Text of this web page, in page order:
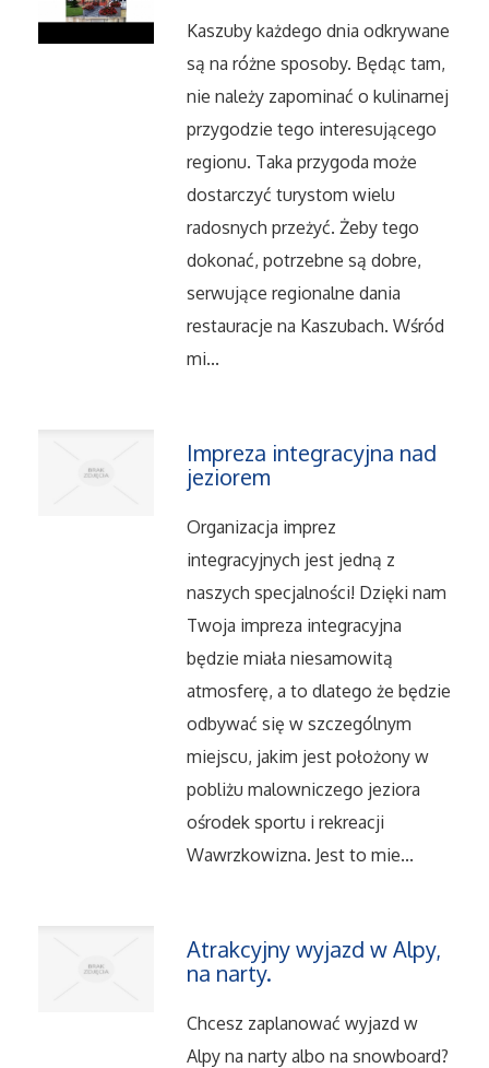
Zajęcia Sportowe i Rekreacyjne
Serwis
Informatyczne
Restauracje, Catering
Fotografia
Adwokaci, Porady Prawne
Weterynaryjne, Hodowla Zwierząt
Serwis
Opieka
Noclegi
Hotele i Noclegi
Podróże
Uroda
Dietetyka, Odchudzanie
Kaszuby każdego dnia odkrywane
są na różne sposoby. Będąc tam,
nie należy zapominać o kulinarnej
przygodzie tego interesującego
regionu. Taka przygoda może
dostarczyć turystom wielu
radosnych przeżyć. Żeby tego
dokonać, potrzebne są dobre,
serwujące regionalne dania
restauracje na Kaszubach. Wśród
mi...
Impreza integracyjna nad
jeziorem
Organizacja imprez
integracyjnych jest jedną z
naszych specjalności! Dzięki nam
Twoja impreza integracyjna
będzie miała niesamowitą
atmosferę, a to dlatego że będzie
odbywać się w szczególnym
miejscu, jakim jest położony w
pobliżu malowniczego jeziora
ośrodek sportu i rekreacji
Wawrzkowizna. Jest to mie...
Atrakcyjny wyjazd w Alpy,
na narty.
Chcesz zaplanować wyjazd w
Alpy na narty albo na snowboard?